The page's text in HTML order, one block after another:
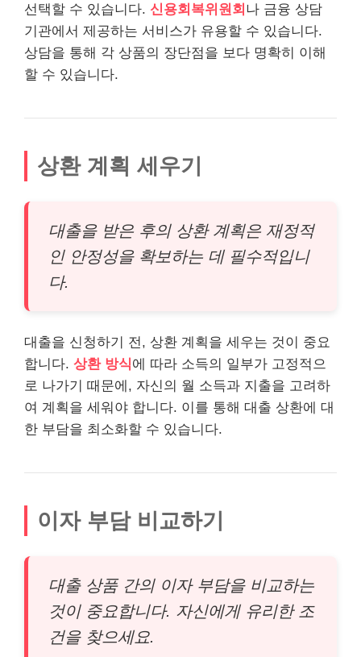
선택할 수 있습니다. 신용회복위원회 나 금융 상담
기관에서 제공하는 서비스가 유용할 수 있습니다.
상담을 통해 각 상품의 장단점을 보다 명확히 이해
할 수 있습니다.
상환 계획 세우기
대출을 받은 후의 상환 계획은 재정적
인 안정성을 확보하는 데 필수적입니
다.
대출을 신청하기 전, 상환 계획을 세우는 것이 중요
합니다. 상환 방식에 따라 소득의 일부가 고정적으
로 나가기 때문에, 자신의 월 소득과 지출을 고려하
여 계획을 세워야 합니다. 이를 통해 대출 상환에 대
한 부담을 최소화할 수 있습니다.
이자 부담 비교하기
대출 상품 간의 이자 부담을 비교하는
것이 중요합니다. 자신에게 유리한 조
건을 찾으세요.